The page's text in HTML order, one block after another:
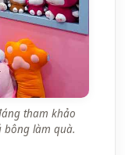
tham khảo
bông làm quà.